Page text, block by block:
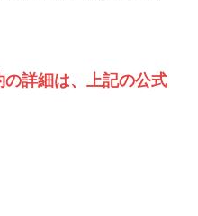
詳細は、上記の公式